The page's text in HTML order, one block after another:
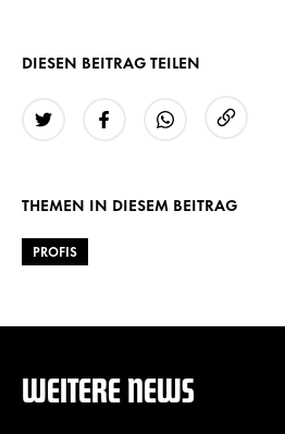
DIESEN BEITRAG TEILEN
THEMEN IN DIESEM BEITRAG
PROFIS
WEITERE NEWS